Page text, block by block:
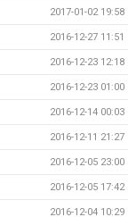
2017-01-02 19:58
2016-12-27 11:51
2016-12-23 12:18
2016-12-23 01:00
2016-12-14 00:03
2016-12-11 21:27
2016-12-05 23:00
2016-12-05 17:42
2016-12-04 10:29